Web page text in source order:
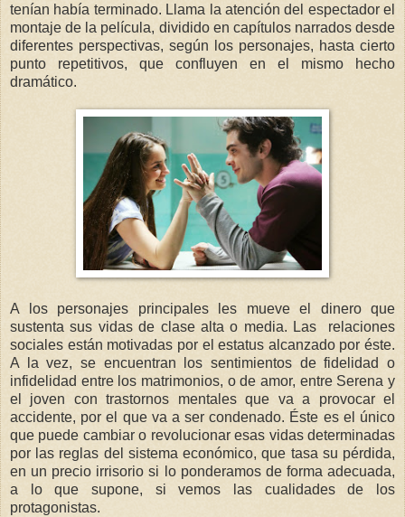
tenían había terminado. Llama la atención del espectador el
montaje de la película, dividido en capítulos narrados desde
diferentes perspectivas, según los personajes, hasta cierto
punto repetitivos, que confluyen en el mismo hecho
dramático.
A los personajes principales les mueve el dinero que
sustenta sus vidas de clase alta o media. Las relaciones
sociales están motivadas por el estatus alcanzado por éste.
A la vez, se encuentran los sentimientos de fidelidad o
infidelidad entre los matrimonios, o de amor, entre Serena y
el joven con trastornos mentales que va a provocar el
accidente, por el que va a ser condenado. Éste es el único
que puede cambiar o revolucionar esas vidas determinadas
por las reglas del sistema económico, que tasa su pérdida,
en un precio irrisorio si lo ponderamos de forma adecuada,
a lo que supone, si vemos las cualidades de los
protagonistas.